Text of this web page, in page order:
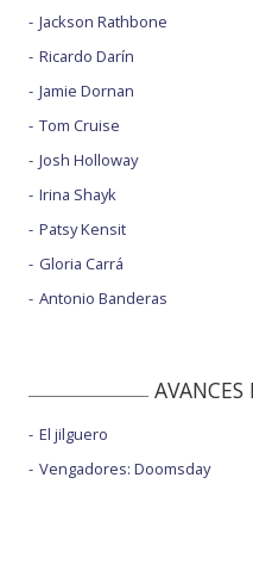
Jackson Rathbone
Ricardo Darín
Jamie Dornan
Tom Cruise
Josh Holloway
Irina Shayk
Patsy Kensit
Gloria Carrá
Antonio Banderas
AVANCES
El jilguero
Vengadores: Doomsday